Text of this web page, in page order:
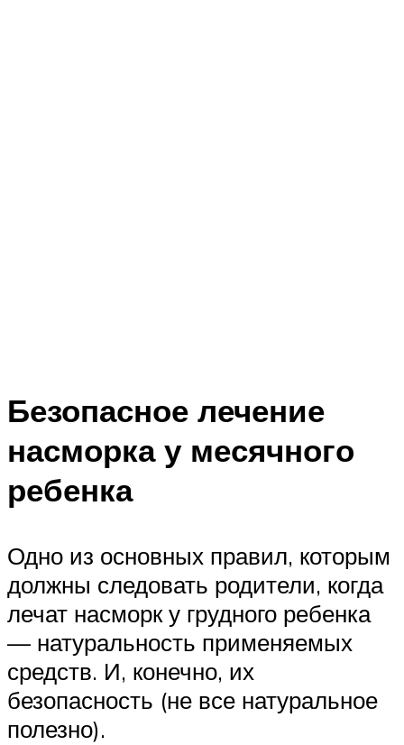
Безопасное лечение
насморка у месячного
ребенка
Одно из основных правил, которым
должны следовать родители, когда
лечат насморк у грудного ребенка
— натуральность применяемых
средств. И, конечно, их
безопасность (не все натуральное
полезно).